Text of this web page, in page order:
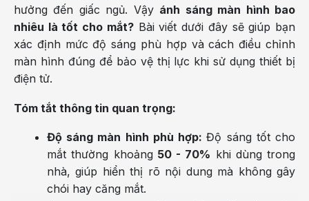
hưởng đến giấc ngủ. Vậy ánh sáng màn hình bao
nhiêu là tốt cho mắt?Bài viết dưới đây sẽ giúp bạn
xác định mức độ sáng phù hợp và cách điều chỉnh
màn hình đúng để bảo vệ thị lực khi sử dụng thiết bị
điện tử.
Tóm tắt thông tin quan trọng:
Độ sáng màn hình phù hợp:Độ sáng tốt cho
mắt thường khoảng50 - 70% khi dùng trong
nhà, giúp hiển thị rõ nội dung mà không gây
chói hay căng mắt.